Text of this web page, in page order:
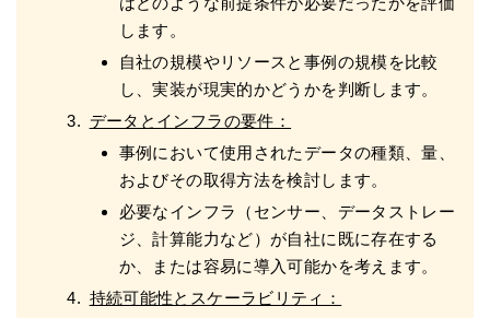
します。
自社の規模やリソースと事例の規模を比較
し、実装が現実的かどうかを判断します。
データとインフラの要件：
事例において使用されたデータの種類、量、
およびその取得方法を検討します。
必要なインフラ（センサー、データストレー
ジ、計算能力など）が自社に既に存在する
か、または容易に導入可能かを考えます。
持続可能性とスケーラビリティ：